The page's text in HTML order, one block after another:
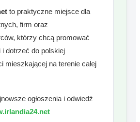
to praktyczne miejsce dla
firm oraz
którzy chcą promować
i dotrzeć do polskiej
mieszkającej na terenie całej
ogłoszenia i odwiedź